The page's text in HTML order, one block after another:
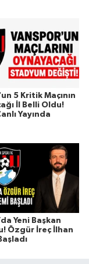
5 Kritik Maçının
İl Belli Oldu!
Yayında
Yeni Başkan
Özgür İreç İlhan